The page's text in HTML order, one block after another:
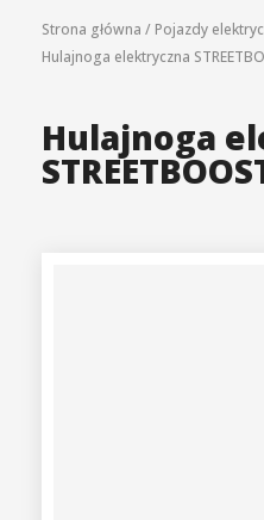
Strona główna / Pojazdy
Hulajnoga elektryczna
Hulajnoga